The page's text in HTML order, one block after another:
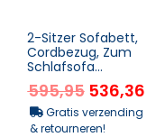
2-Sitzer Sofabett,
Cordbezug, Zum
Schlafsofa
Umwandelbar, 2 Kissen,
Seitentaschen, 157 X
190 Cm, Hel...
595,95 536,36
Gratis verzending
& retourneren!